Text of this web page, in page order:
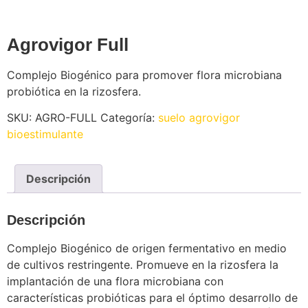
Agrovigor Full
Complejo Biogénico para promover flora microbiana
probiótica en la rizosfera.
SKU: AGRO-FULL Categoría: suelo agrovigor
bioestimulante
Descripción
Descripción
Complejo Biogénico de origen fermentativo en medio
de cultivos restringente. Promueve en la rizosfera la
implantación de una flora microbiana con
características probióticas para el óptimo desarrollo de